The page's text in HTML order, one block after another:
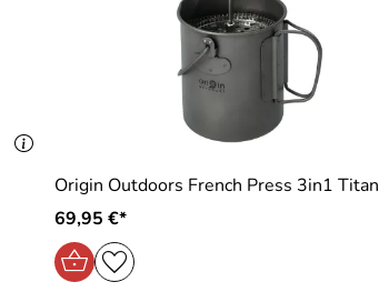
Origin Outdoors French Press 3in1 Titan
69,95 €*